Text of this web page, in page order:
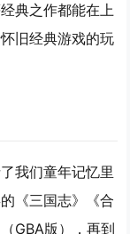
典之作都能在上
旧经典游戏的玩
我们童年记忆里
《三国志》《合
GBA版），再到